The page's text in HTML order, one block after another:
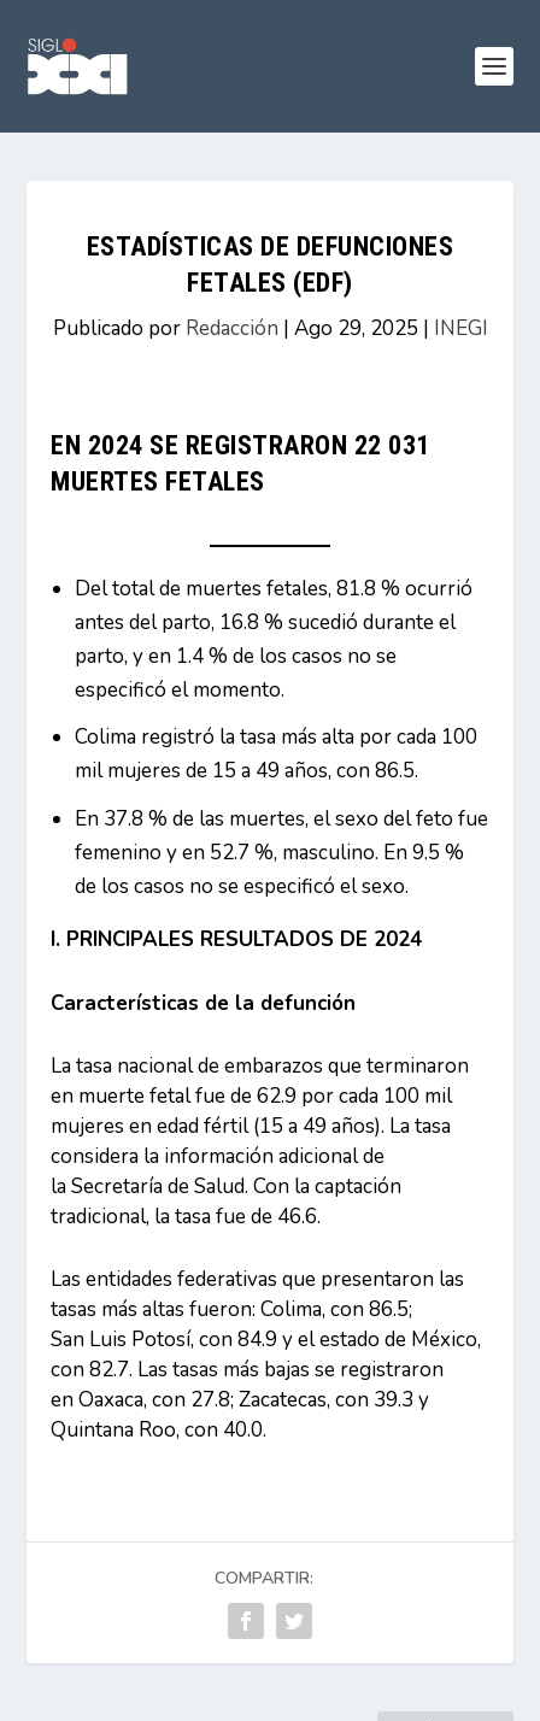
ESTADÍSTICAS DE DEFUNCIONES
FETALES (EDF)
Publicado por Redacción | Ago 29, 2025 | INEGI
EN 2024 SE REGISTRARON 22 031
MUERTES FETALES
Del total de muertes fetales, 81.8 % ocurrió
antes del parto, 16.8 % sucedió durante el
parto, y en 1.4 % de los casos no se
especificó el momento.
Colima registró la tasa más alta por cada 100
mil mujeres de 15 a 49 años, con 86.5.
En 37.8 % de las muertes, el sexo del feto fue
femenino y en 52.7 %, masculino. En 9.5 %
de los casos no se especificó el sexo.
I. PRINCIPALES RESULTADOS DE 2024
Características de la defunción
La tasa nacional de embarazos que terminaron
en muerte fetal fue de 62.9 por cada 100 mil
mujeres en edad fértil (15 a 49 años). La tasa
considera la información adicional de
la Secretaría de Salud. Con la captación
tradicional, la tasa fue de 46.6.
Las entidades federativas que presentaron las
tasas más altas fueron: Colima, con 86.5;
San Luis Potosí, con 84.9 y el estado de México,
con 82.7. Las tasas más bajas se registraron
en Oaxaca, con 27.8; Zacatecas, con 39.3 y
Quintana Roo, con 40.0.
COMPARTIR: